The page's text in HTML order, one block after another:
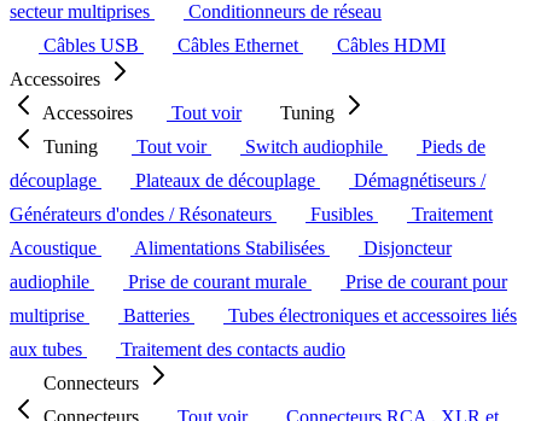
secteur multiprises
Conditionneurs de réseau
Câbles USB
Câbles Ethernet
Câbles HDMI
Accessoires
Accessoires
Tout voir
Tuning
Tuning
Tout voir Switch audiophile
Pieds de
découplage
Plateaux de découplage
Démagnétiseurs /
Générateurs d'ondes / Résonateurs
Fusibles
Traitement
Acoustique
Alimentations Stabilisées
Disjoncteur
audiophile
Prise de courant murale
Prise de courant pour
multiprise
Batteries
Tubes électroniques et accessoires liés
aux tubes
Traitement des contacts audio
Connecteurs
Connecteurs
Tout voir
Connecteurs RCA , XLR et